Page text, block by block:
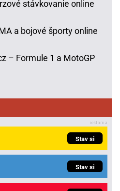
stávkovanie online
a bojové športy online
– Formule 1 a MotoGP
Stav si
Stav si